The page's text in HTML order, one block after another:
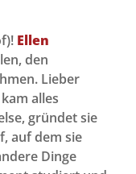
Ellen
den
Lieber
alles
gründet sie
auf dem sie
Dinge